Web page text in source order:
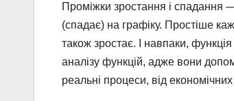
Проміжки зростання і спадання
(спадає) на графіку. Простіше
також зростає. І навпаки,
аналізу функцій, адже вони
реальні процеси, від